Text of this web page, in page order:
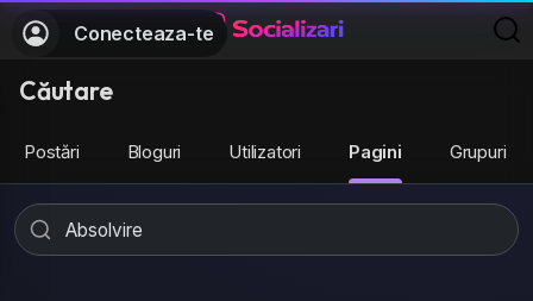
Conecteaza-te
Căutare
Postări Bloguri Utilizatori Pagini Grupuri